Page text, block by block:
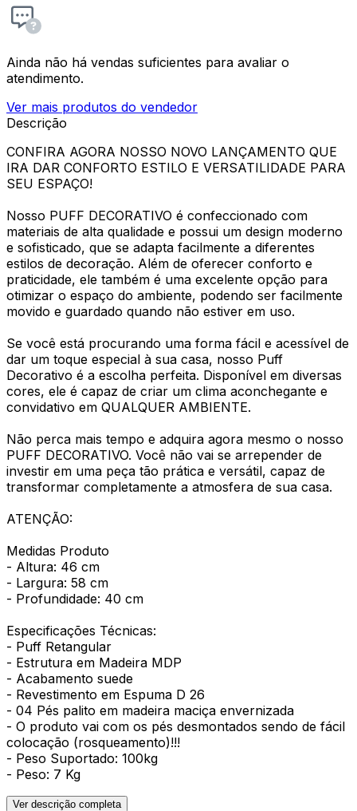
Ainda não há vendas suficientes para avaliar o
atendimento.
Ver mais produtos do vendedor
Descrição
CONFIRA AGORA NOSSO NOVO LANÇAMENTO QUE
IRA DAR CONFORTO ESTILO E VERSATILIDADE PARA
SEU ESPAÇO!
Nosso PUFF DECORATIVO é confeccionado com
materiais de alta qualidade e possui um design moderno
e sofisticado, que se adapta facilmente a diferentes
estilos de decoração. Além de oferecer conforto e
praticidade, ele também é uma excelente opção para
otimizar o espaço do ambiente, podendo ser facilmente
movido e guardado quando não estiver em uso.
Se você está procurando uma forma fácil e acessível de
dar um toque especial à sua casa, nosso Puff
Decorativo é a escolha perfeita. Disponível em diversas
cores, ele é capaz de criar um clima aconchegante e
convidativo em QUALQUER AMBIENTE.
Não perca mais tempo e adquira agora mesmo o nosso
PUFF DECORATIVO. Você não vai se arrepender de
investir em uma peça tão prática e versátil, capaz de
transformar completamente a atmosfera de sua casa.
ATENÇÃO:
Medidas Produto
- Altura: 46 cm
- Largura: 58 cm
- Profundidade: 40 cm
Especificações Técnicas:
- Puff Retangular
- Estrutura em Madeira MDP
- Acabamento suede
- Revestimento em Espuma D 26
- 04 Pés palito em madeira maciça envernizada
- O produto vai com os pés desmontados sendo de fácil
colocação (rosqueamento)!!!
- Peso Suportado: 100kg
- Peso: 7 Kg
Ver descrição completa